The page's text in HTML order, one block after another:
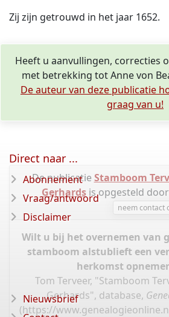
Zij zijn getrouwd in het jaar 1652.
Heeft u aanvullingen, correcties
met betrekking tot Anne von
De auteur van deze publicatie
graag van u!
De publicatie Stamboom
Gerhards is opgesteld door
neem contact
Wilt u bij het overnemen van
stamboom alstublieft een
herkomst
Tom Terveer, "Stamboom
Gerhards", database,
(https://
Direct naar ...
Abonnement
Vraag/antwoord
Disclaimer
Nieuwsbrief